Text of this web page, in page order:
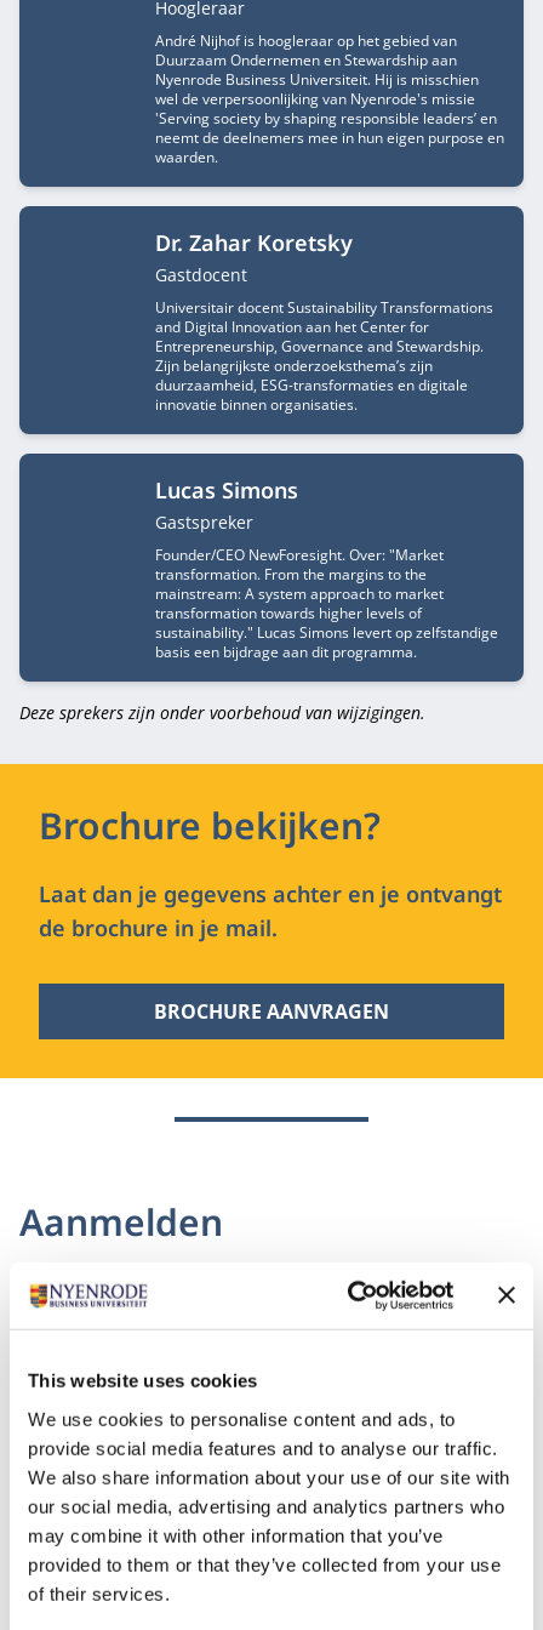
This website uses cookies
We use cookies to personalise content and ads, to
provide social media features and to analyse our traffic.
We also share information about your use of our site with
our social media, advertising and analytics partners who
may combine it with other information that you’ve
provided to them or that they’ve collected from your use
of their services.
Functietitel
Hoogleraar
André Nijhof is hoogleraar op het gebied van
Duurzaam Ondernemen en Stewardship aan
Nyenrode Business Universiteit. Hij is misschien
wel de verpersoonlijking van Nyenrode's missie
'Serving society by shaping responsible leaders’ en
neemt de deelnemers mee in hun eigen purpose en
waarden.
Dr. Zahar Koretsky
Functietitel
Gastdocent
Universitair docent Sustainability Transformations
and Digital Innovation aan het Center for
Entrepreneurship, Governance and Stewardship.
Zijn belangrijkste onderzoeksthema’s zijn
duurzaamheid, ESG-transformaties en digitale
innovatie binnen organisaties.
Lucas Simons
Functietitel
Gastspreker
Founder/CEO NewForesight. Over: "Market
transformation. From the margins to the
mainstream: A system approach to market
transformation towards higher levels of
sustainability." Lucas Simons levert op zelfstandige
basis een bijdrage aan dit programma.
Deze sprekers zijn onder voorbehoud van wijzigingen.
Brochure bekijken?
Laat dan je gegevens achter en je ontvangt
de brochure in je mail.
BROCHURE AANVRAGEN
Aanmelden
Wat zijn de toelatingseisen?
Minimaal vijf jaar strategische ervaring als manager,
rol.
Minimaal een afgeronde bachelor (hbo/wo) of
aantoonbaar hbo werk- en denkniveau.
Nederlandse lees- en luistervaardigheid.
Enthousiast? Meld je aan
Enthousiast over de module Sustainability and
Systemic change? Meld je dan meteen aan. Na de